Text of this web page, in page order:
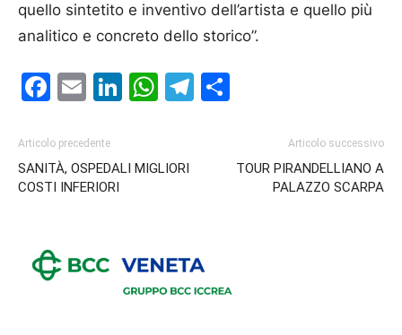
quello sintetito e inventivo dell’artista e quello più
analitico e concreto dello storico”.
Facebook
EmailLinkedIn
WhatsApp
Telegram
Articolo precedente
SANITÀ, OSPEDALI MIGLIORI
COSTI INFERIORI
Articolo successivo
TOUR PIRANDELLIANO A
PALAZZO SCARPA